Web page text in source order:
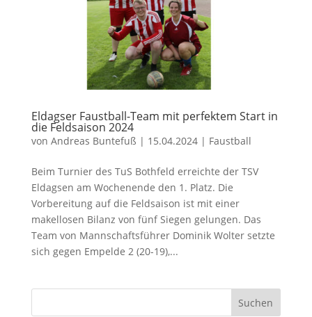
Eldagser Faustball-Team mit perfektem Start in
die Feldsaison 2024
von Andreas Buntefuß | 15.04.2024| Faustball
Beim Turnier des TuS Bothfeld erreichte der TSV
Eldagsen am Wochenende den 1. Platz. Die
Vorbereitung auf die Feldsaison ist mit einer
makellosen Bilanz von fünf Siegen gelungen. Das
Team von Mannschaftsführer Dominik Wolter setzte
sich gegen Empelde 2 (20-19),...